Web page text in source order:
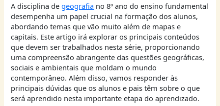
A disciplina degeografia no 8º ano do ensino fundamental
desempenha um papel crucial na formação dos alunos,
abordando temas que vão muito além de mapas e
capitais. Este artigo irá explorar os principais conteúdos
que devem ser trabalhados nesta série, proporcionando
uma compreensão abrangente das questões geográficas,
sociais e ambientais que moldam o mundo
contemporâneo. Além disso, vamos responder às
principais dúvidas que os alunos e pais têm sobre o que
será aprendido nesta importante etapa do aprendizado.